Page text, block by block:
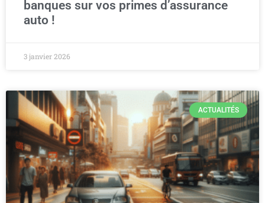
banques sur vos primes d’assurance
auto !
3 janvier 2026
ACTUALITÉS